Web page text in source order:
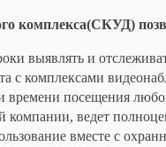
комплекса(СКУД)
выявлять и
с комплексами
посещения
компании, ведет
вместе с